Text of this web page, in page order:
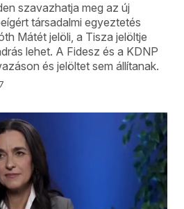
szavazhatja meg az új
társadalmi egyeztetés
Mátét jelöli, a Tisza jelöltje
lehet. A Fidesz és a KDNP
és jelöltet sem állítanak.